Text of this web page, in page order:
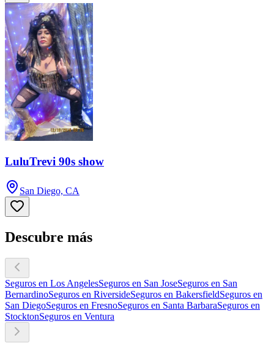
LuluTrevi 90s show
San Diego, CA
Descubre más
Seguros en Los AngelesSeguros en San JoseSeguros en San
BernardinoSeguros en RiversideSeguros en BakersfieldSeguros en
San DiegoSeguros en FresnoSeguros en Santa BarbaraSeguros en
StocktonSeguros en Ventura